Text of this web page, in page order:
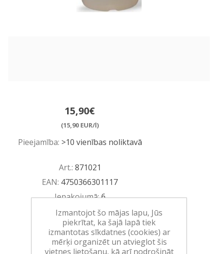
15,90€
(15,90 EUR/l)
Pieejamība: >10 vienības noliktavā
Art.: 871021
EAN: 4750366301117
Iepakojumā:6
Minimālais daudzums:1
Ielikt grozā
Izmantojot šo mājas lapu, Jūs
piekrītat, ka šajā lapā tiek
izmantotas sīkdatnes (cookies) ar
mērķi organizēt un atvieglot šis
vietnes lietošanu, kā arī nodrošināt